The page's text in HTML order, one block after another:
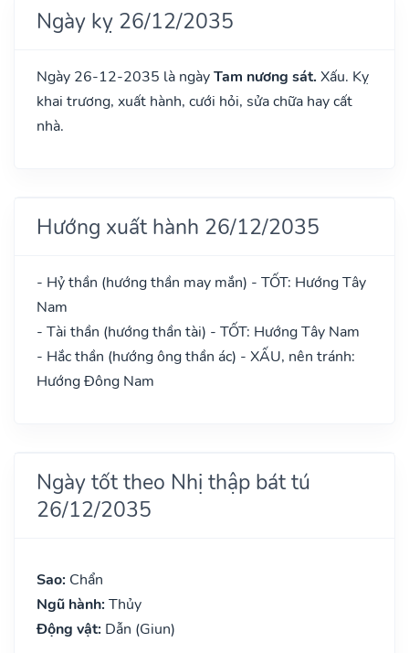
Ngày kỵ 26/12/2035
Ngày 26-12-2035 là ngàyTam nương sát. Xấu. Kỵ
khai trương, xuất hành, cưới hỏi, sửa chữa hay cất
nhà.
Hướng xuất hành 26/12/2035
- Hỷ thần (hướng thần may mắn) - TỐT: Hướng Tây
Nam
- Tài thần (hướng thần tài) - TỐT: Hướng Tây Nam
- Hắc thần (hướng ông thần ác) - XẤU, nên tránh:
Hướng Đông Nam
Ngày tốt theo Nhị thập bát tú
26/12/2035
Sao: Chẩn
Ngũ hành: Thủy
Động vật: Dẫn (Giun)